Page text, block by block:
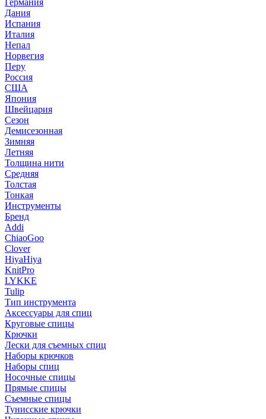
Германия
Дания
Испания
Италия
Непал
Норвегия
Перу
Россия
США
Япония
Швейцария
Сезон
Демисезонная
Зимняя
Летняя
Толщина нити
Средняя
Толстая
Тонкая
Инструменты
Бренд
Addi
ChiaoGoo
Clover
HiyaHiya
KnitPro
LYKKE
Tulip
Тип инструмента
Аксессуары для спиц
Круговые спицы
Крючки
Лески для съемных спиц
Наборы крючков
Наборы спиц
Носочные спицы
Прямые спицы
Съемные спицы
Тунисские крючки